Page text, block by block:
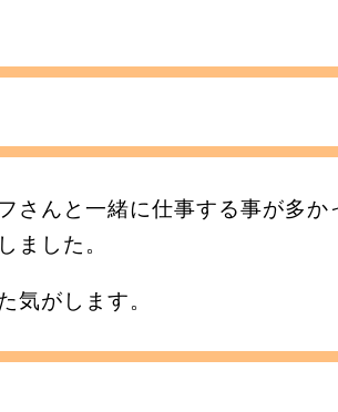
さんと一緒に仕事する事が多か
ました。
気がします。